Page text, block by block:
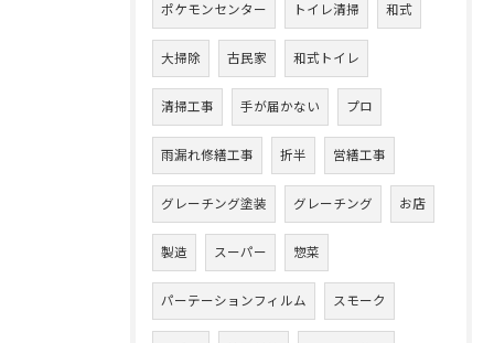
ポケモンセンター トイレ清掃 和式
大掃除 古民家 和式トイレ
清掃工事 手が届かない プロ
雨漏れ修繕工事 折半 営繕工事
グレーチング塗装 グレーチング お店
製造 スーパー 惣菜
パーテーションフィルム スモーク